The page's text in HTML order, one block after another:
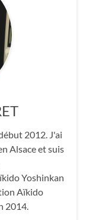
2012. J'ai
Alsace et suis
Yoshinkan
Aïkido
2014.